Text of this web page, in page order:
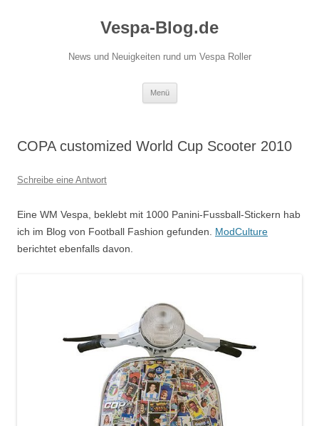
Vespa-Blog.de
News und Neuigkeiten rund um Vespa Roller
Menü
COPA customized World Cup Scooter 2010
Schreibe eine Antwort
Eine WM Vespa, beklebt mit 1000 Panini-Fussball-Stickern hab
ich im Blog von Football Fashion gefunden. ModCulture
berichtet ebenfalls davon.